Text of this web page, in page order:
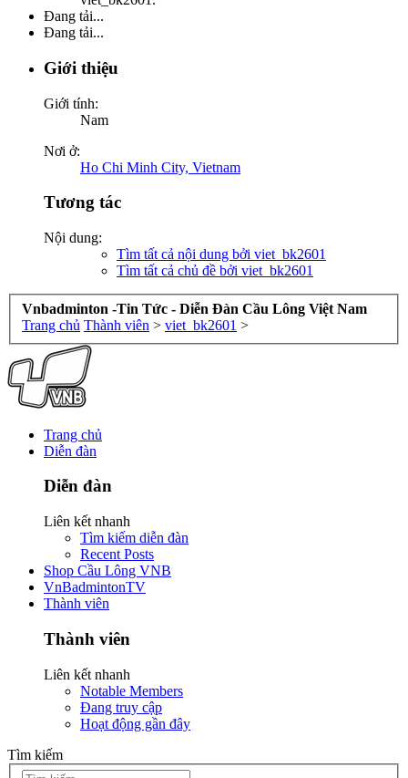
Đang tải...
Đang tải...
Giới thiệu
Giới tính:
Nam
Nơi ở:
Ho Chi Minh City, Vietnam
Tương tác
Nội dung:
Tìm tất cả nội dung bởi viet_bk2601
Tìm tất cả chủ đề bởi viet_bk2601
Vnbadminton -Tin Tức - Diễn Đàn Cầu Lông Việt Nam
Trang chủ Thành viên > viet_bk2601 >
Trang chủ
Diễn đàn
Diễn đàn
Liên kết nhanh
Tìm kiếm diễn đàn
Recent Posts
Shop Cầu Lông VNB
VnBadmintonTV
Thành viên
Thành viên
Liên kết nhanh
Notable Members
Đang truy cập
Hoạt động gần đây
Tìm kiếm